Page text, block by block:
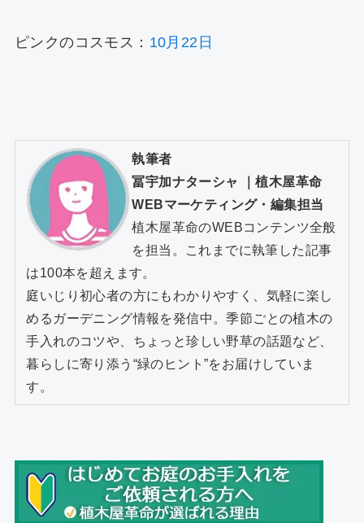
ピンクのコスモス： 10月22日
執筆者
冨宇加ナターシャ
｜植木屋革命
WEBマーケティング・編集担当
植木屋革命のWEBコンテンツ全般
を担当。これまでに執筆した記事
は100本を超えます。
庭いじり初心者の方にもわかりやすく、気軽に楽し
めるガーデニング情報を発信中。季節ごとの植木の
手入れのコツや、ちょっと珍しい野草の話題など、
暮らしに寄り添う“緑のヒント”をお届けしていま
す。